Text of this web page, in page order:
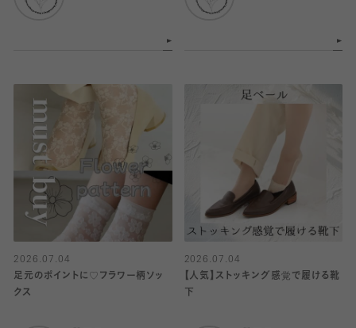
2026.07.04
足元のポイントに♡フラワー柄ソッ
クス
2026.07.04
【人気】ストッキング感覚で履ける靴
下